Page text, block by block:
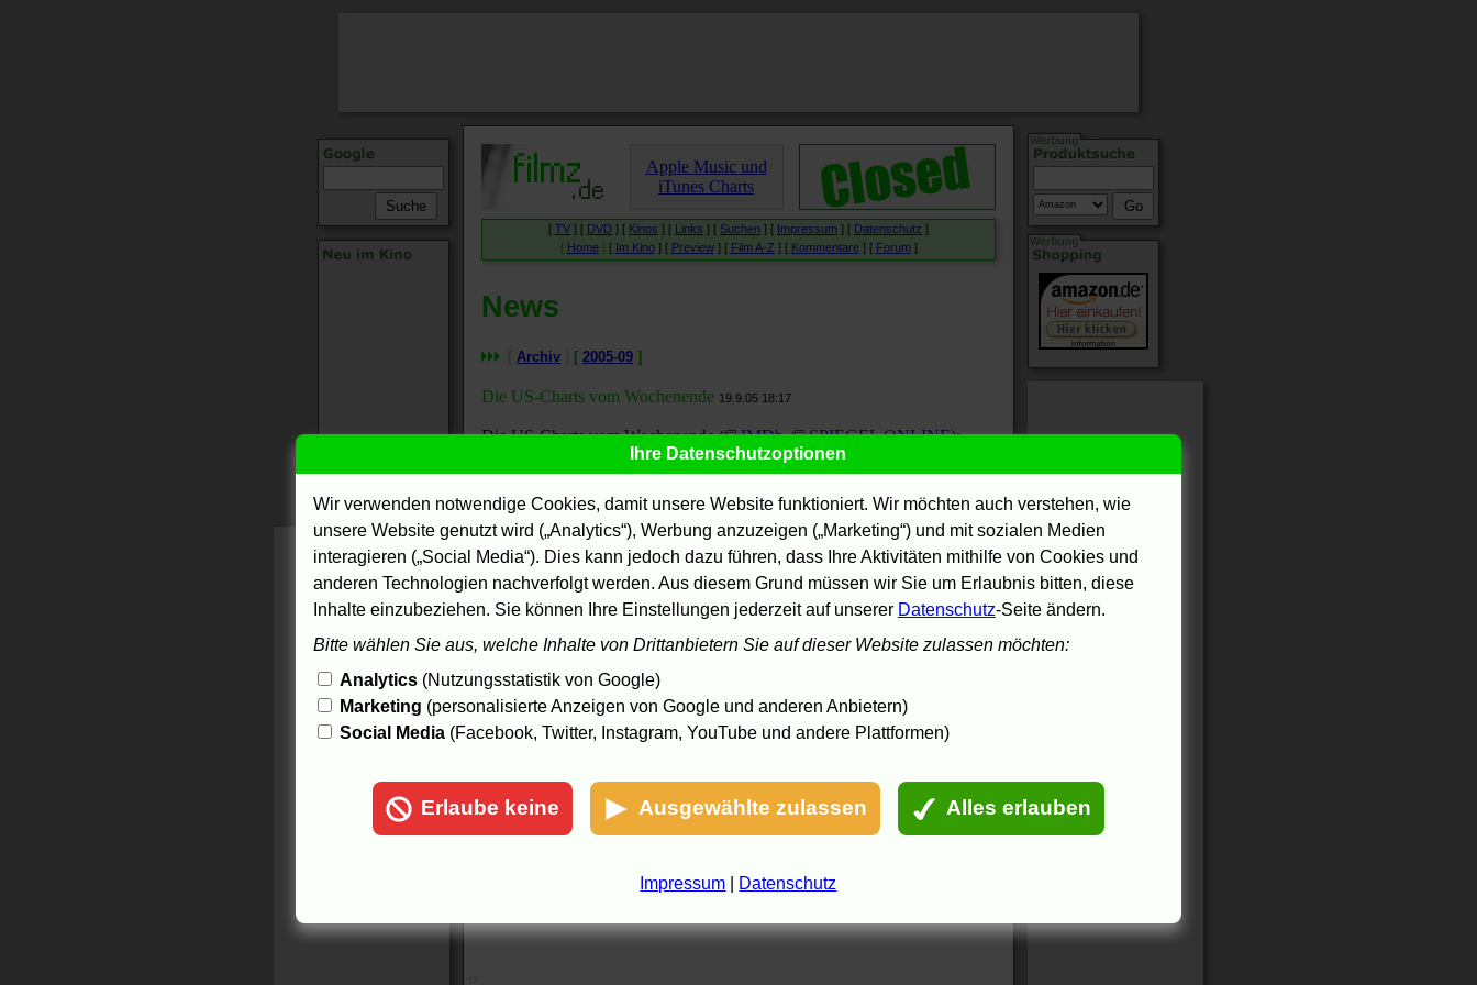
Apple Music und
iTunes Charts
[ TV ] [ DVD ] [ Kinos ] [ Links ] [ Suchen ] [ Impressum ] [ Datenschutz ]
[ Home] [ Im Kino] [ Preview] [ Film A-Z ] [ Kommentare] [ Forum]
News
Archiv [ 2005-09 ]
Die US-Charts vom Wochenende 19.9.05 18:17
Die US-Charts vom Wochenende ( IMDb, SPIEGEL ONLINE):
1. Just Like Heaven
The Exorcism of Emily Rose (2. Woche,
von 1)
Lord of War
4. The 40 Year-Old Virgin (5. Woche,
von 2)
5.
Cry Wolf
Ihre Datenschutzoptionen
Wir verwenden notwendige Cookies, damit unsere Website funktioniert. Wir möchten auch verstehen, wie
unsere Website genutzt wird („Analytics“), Werbung anzuzeigen („Marketing“) und mit sozialen Medien
interagieren („Social Media“). Dies kann jedoch dazu führen, dass Ihre Aktivitäten mithilfe von Cookies und
anderen Technologien nachverfolgt werden. Aus diesem Grund müssen wir Sie um Erlaubnis bitten, diese
Inhalte einzubeziehen. Sie können Ihre Einstellungen jederzeit auf unserer Datenschutz-Seite ändern.
Bitte wählen Sie aus, welche Inhalte von Drittanbietern Sie auf dieser Website zulassen möchten:
Analytics(Nutzungsstatistik von Google)
Marketing (personalisierte Anzeigen von Google und anderen Anbietern)
Social Media(Facebook, Twitter, Instagram, YouTube und andere Plattformen)
Erlaube keine Ausgewählte zulassen Alles erlauben
Impressum Datenschutz